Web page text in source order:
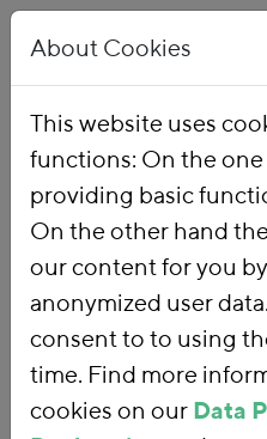
Publications
About Cookies
This website uses
functions: On the
providing basic
On the other hand
our content for you
anonymized user
consent to to using
time. Find more
cookies on our Data